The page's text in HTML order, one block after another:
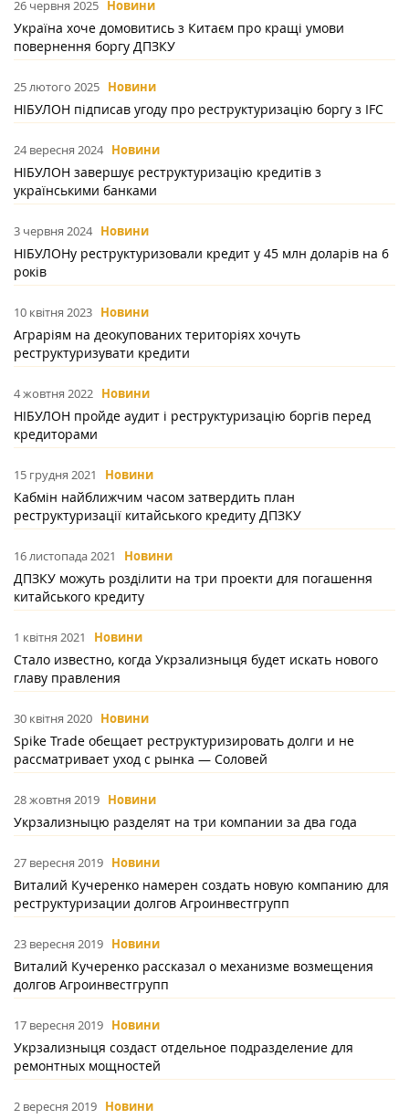
26 червня 2025 Новини
Україна хоче домовитись з Китаєм про кращі умови
повернення боргу ДПЗКУ
25 лютого 2025 Новини
НІБУЛОН підписав угоду про реструктуризацію боргу з IFC
24 вересня 2024 Новини
НІБУЛОН завершує реструктуризацію кредитів з
українськими банками
3 червня 2024 Новини
НІБУЛОНу реструктуризовали кредит у 45 млн доларів на 6
років
10 квітня 2023 Новини
Аграріям на деокупованих територіях хочуть
реструктуризувати кредити
4 жовтня 2022 Новини
НІБУЛОН пройде аудит і реструктуризацію боргів перед
кредиторами
15 грудня 2021 Новини
Кабмін найближчим часом затвердить план
реструктуризації китайського кредиту ДПЗКУ
16 листопада 2021 Новини
ДПЗКУ можуть розділити на три проекти для погашення
китайського кредиту
1 квітня 2021 Новини
Стало известно, когда Укрзализныця будет искать нового
главу правления
30 квітня 2020 Новини
Spike Trade обещает реструктуризировать долги и не
рассматривает уход с рынка — Соловей
28 жовтня 2019 Новини
Укрзализныцю разделят на три компании за два года
27 вересня 2019 Новини
Виталий Кучеренко намерен создать новую компанию для
реструктуризации долгов Агроинвестгрупп
23 вересня 2019 Новини
Виталий Кучеренко рассказал о механизме возмещения
долгов Агроинвестгрупп
17 вересня 2019 Новини
Укрзализныця создаст отдельное подразделение для
ремонтных мощностей
2 вересня 2019 Новини